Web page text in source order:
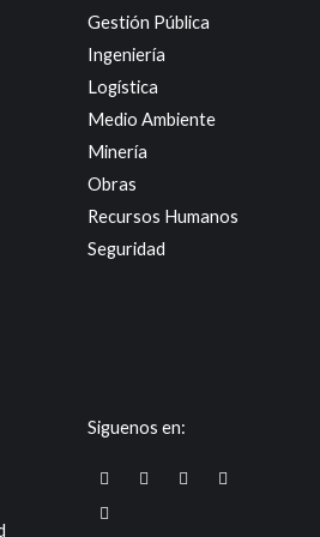
Gestión Pública
Ingeniería
Logística
Medio Ambiente
Minería
Obras
Recursos Humanos
Seguridad
Siguenos en:
F
a
c
e
I
n
Y
o
X
-
T
i
k
t